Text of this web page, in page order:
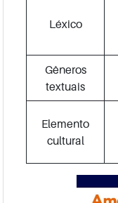
Léxico
Gêneros
textuais
Elemento
cultural